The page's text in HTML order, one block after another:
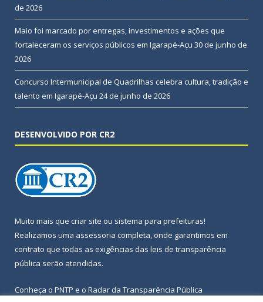
de 2026
Maio foi marcado por entregas, investimentos e ações que
fortaleceram os serviços públicos em Igarapé-Açu 30 de junho de
2026
Concurso Intermunicipal de Quadrilhas celebra cultura, tradição e
talento em Igarapé-Açu 24 de junho de 2026
DESENVOLVIDO POR CR2
Muito mais que criar site ou sistema para prefeituras!
Realizamos uma assessoria completa, onde garantimos em
contrato que todas as exigências das leis de transparência
pública serão atendidas.
Conheça o PNTP e o Radar da Transparência Pública